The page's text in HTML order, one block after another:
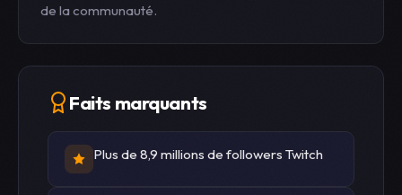
de la communauté.
Faits marquants
Plus de 8,9 millions de followers Twitch